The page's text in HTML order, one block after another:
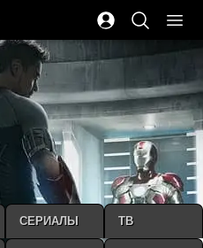
СЕРИАЛЫ ТВ